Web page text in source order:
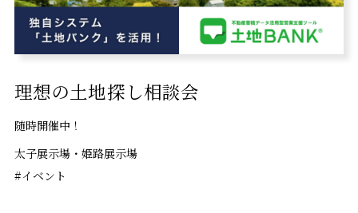
理想の土地探し相談会
随時開催中！
太子展示場・姫路展示場
#イベント